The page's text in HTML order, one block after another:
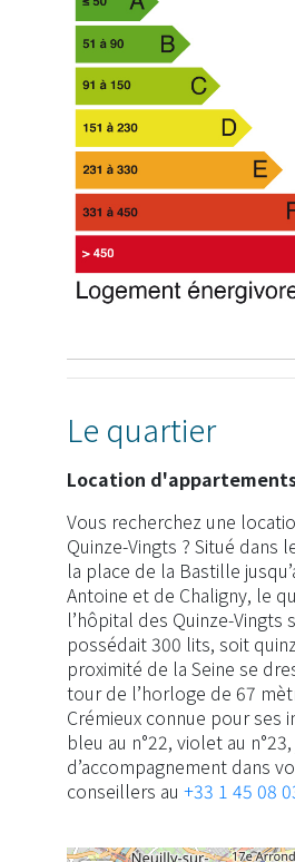
Le quartier
Location
Vous recherchez une
Quinze-Vingts ? Situé dans
la place de la Bastille
Antoine et de Chaligny, le
l’hôpital des Quinze-Vingts
possédait 300 lits, soit
proximité de la Seine se
tour de l’horloge de 67
Crémieux connue pour ses
bleu au n°22, violet au
d’accompagnement dans
conseillers au +33 1 45 08